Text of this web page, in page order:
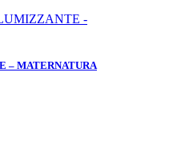
– MATERNATURA